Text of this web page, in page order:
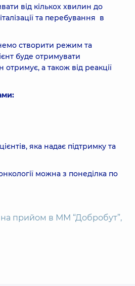
від кількох хвилин до
та перебування в
створити режим та
буде отримувати
отримує, а також від реакції
яка надає підтримку та
можна з понеділка по
на прийом в ММ “Добробут”,